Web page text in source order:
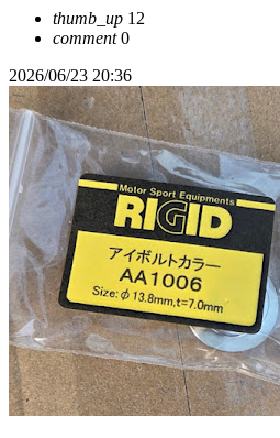
thumb_up 12
comment0
2026/06/23 20:36